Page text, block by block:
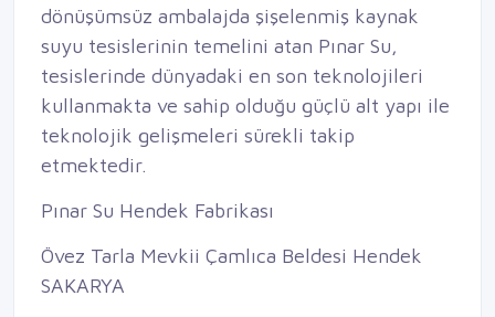
dönüşümsüz ambalajda şişelenmiş kaynak
suyu tesislerinin temelini atan Pınar Su,
tesislerinde dünyadaki en son teknolojileri
kullanmakta ve sahip olduğu güçlü alt yapı ile
teknolojik gelişmeleri sürekli takip
etmektedir.
Pınar Su Hendek Fabrikası
Övez Tarla Mevkii Çamlıca Beldesi Hendek
SAKARYA